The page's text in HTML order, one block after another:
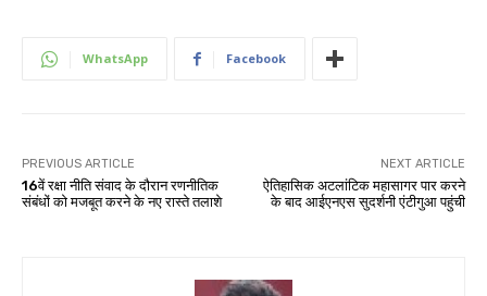
WhatsApp Facebook
PREVIOUS ARTICLE
16वें रक्षा नीति संवाद के दौरान रणनीतिक
संबंधों को मजबूत करने के नए रास्ते तलाशे
NEXT ARTICLE
ऐतिहासिक अटलांटिक महासागर पार करने
के बाद आईएनएस सुदर्शनी एंटीगुआ पहुंची